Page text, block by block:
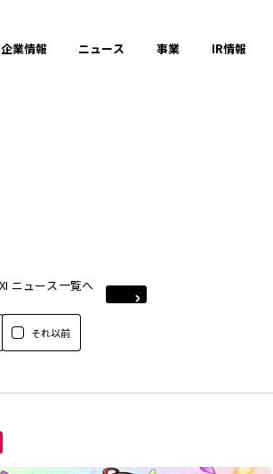
企業情報 ニュース 事業 IR情報
ニュース一覧へ
それ以前